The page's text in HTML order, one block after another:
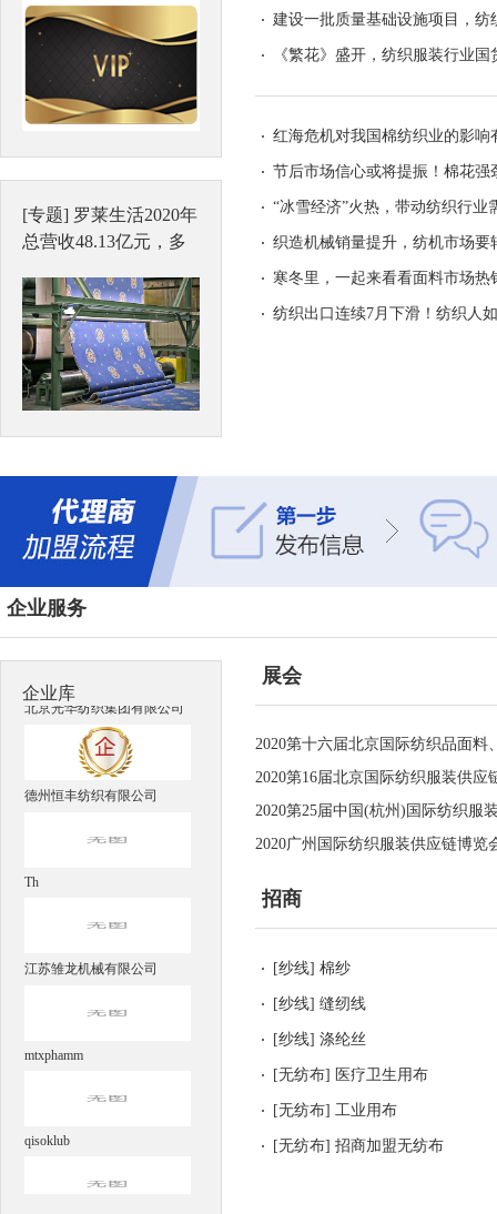
[专题] 罗莱生活2020年
总营收48.13亿元，多
建设一批质量基础设施项目，
撑
《繁花》盛开，纺织服装行业
红海危机对我国棉纺织业的影响
节后市场信心或将提振！棉花强
库存降
“冰雪经济”火热，带动纺织行业
织造机械销量提升，纺机市场要
寒冬里，一起来看看面料市场热
纺织出口连续7月下滑！纺织人
企业服务
企业库
公司
高邮市福珍编织带厂
上海御宇编织带厂
新疆天山毛纺织股份有限公司
江阴启新纺织有限公司
江阴纺织机械制造有限公司
北京光华纺织集团有限公司
德州恒丰纺织有限公司
Th
江苏雏龙机械有限公司
mtxphamm
qisoklub
展会
2020第十六届北京国际纺织品面料
2020第16届北京国际纺织服装供应
2020第25届中国(杭州)国际纺织服
2020广州国际纺织服装供应链博览
招商
[纱线] 棉纱
[纱线] 缝纫线
[纱线] 涤纶丝
[无纺布] 医疗卫生用布
[无纺布] 工业用布
[无纺布] 招商加盟无纺布